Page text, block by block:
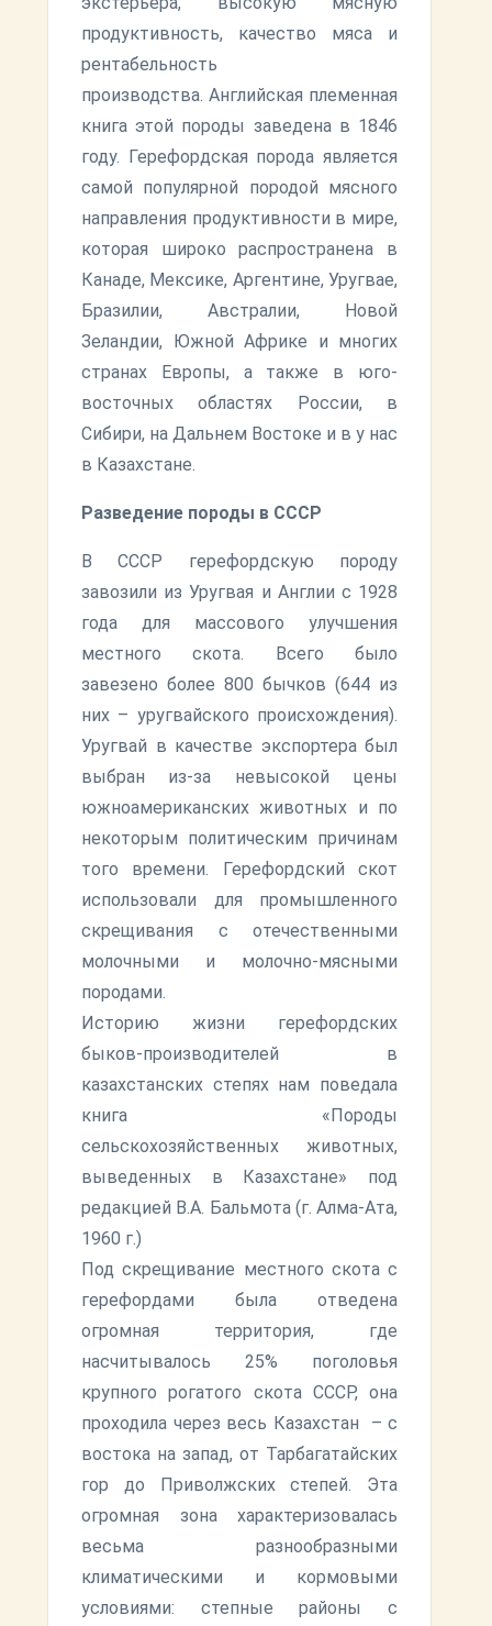
продуктивность, качество мяса и
рентабельность
производства. Английская племенная
книга этой породы заведена в 1846
году. Герефордская порода является
самой популярной породой мясного
направления продуктивности в мире,
которая широко распространена в
Канаде, Мексике, Аргентине, Уругвае,
Бразилии, Австралии, Новой
Зеландии, Южной Африке и многих
странах Европы, а также в юго-
восточных областях России, в
Сибири, на Дальнем Востоке и в у нас
в Казахстане.
Разведение породы в СССР
В СССР герефордскую породу
завозили из Уругвая и Англии с 1928
года для массового улучшения
местного скота. Всего было
завезено более 800 бычков (644 из
них – уругвайского происхождения).
Уругвай в качестве экспортера был
выбран из-за невысокой цены
южноамериканских животных и по
некоторым политическим причинам
того времени. Герефордский скот
использовали для промышленного
скрещивания с отечественными
молочными и молочно-мясными
породами.
Историю жизни герефордских
быков-производителей в
казахстанских степях нам поведала
книга «Породы
сельскохозяйственных животных,
выведенных в Казахстане» под
редакцией В.А. Бальмота (г. Алма-Ата,
1960 г.)
Под скрещивание местного скота с
герефордами была отведена
огромная территория, где
насчитывалось 25% поголовья
крупного рогатого скота СССР, она
проходила через весь Казахстан – с
востока на запад, от Тарбагатайских
гор до Приволжских степей. Эта
огромная зона характеризовалась
весьма разнообразными
климатическими и кормовыми
условиями: степные районы с